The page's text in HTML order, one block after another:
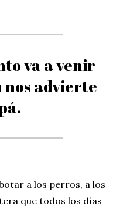
va a venir
nos advierte
a los perros, a los
que todos los días